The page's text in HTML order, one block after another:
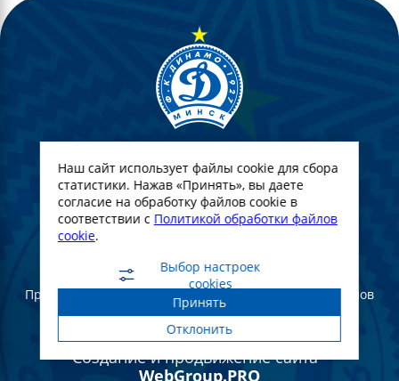
© Футбольный Клуб Динамо-Минск. 2022
При полном или частичном использовании материалов
ссылка на официальный сайт ФК Динамо Минск
обязательна
Создание и продвижение сайта -
WebGroup.PRO
Наш сайт использует файлы cookie для сбора
статистики. Нажав «Принять», вы даете
согласие на обработку файлов cookie в
соответствии с Политикой обработки файлов
cookie.
Выбор настроек
cookies
Принять
Отклонить